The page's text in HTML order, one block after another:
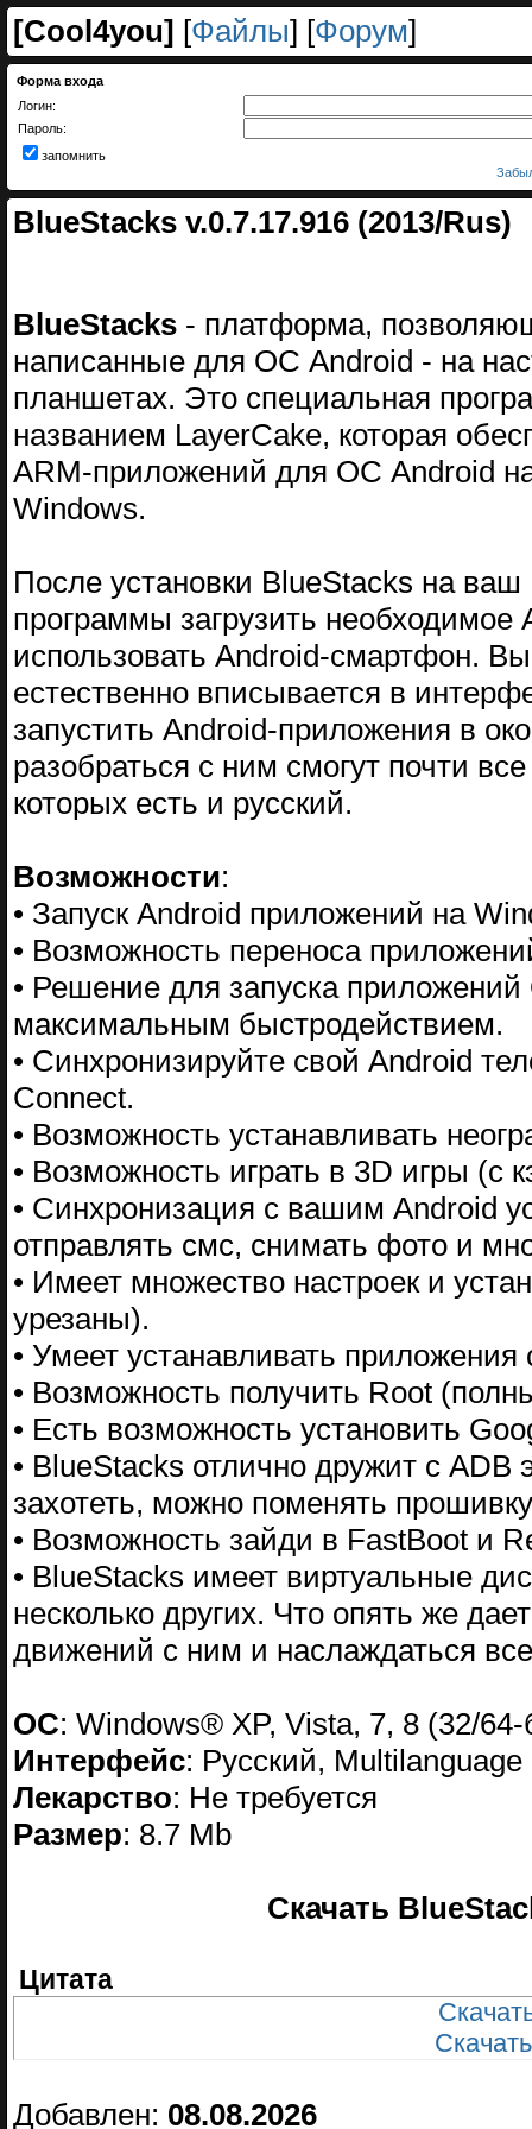
[Cool4you] [Файлы] [Форум]
Форма входа
Логин:
Пароль:
запомнить
BlueStacks v.0.7.17.916 (2013/Rus)
BlueStacks - платформа,
написанные для ОС Android - на
планшетах. Это специальная
названием LayerCake, которая
ARM-приложений для ОС Android
Windows.
После установки BlueStacks на
программы загрузить
использовать Android-смартфон.
естественно вписывается в
запустить Android-приложения в
разобраться с ним смогут почти
которых есть и русский.
Возможности:
• Запуск Android приложений на
• Возможность переноса
• Решение для запуска
максимальным быстродействием.
• Синхронизируйте свой Android
Connect.
• Возможность устанавливать
• Возможность играть в 3D игры (с
• Синхронизация с вашим Android
отправлять смс, снимать фото и
• Имеет множество настроек и
урезаны).
• Умеет устанавливать
• Возможность получить Root
• Есть возможность установить
• BlueStacks отлично дружит с
захотеть, можно поменять
• Возможность зайди в FastBoot и
• BlueStacks имеет виртуальные
несколько других. Что опять же
движений с ним и наслаждаться
ОС: Windows® XP, Vista, 7, 8 (32/64-
Интерфейс: Русский, Multilanguage
Лекарство: Не требуется
Размер: 8.7 Mb
Скачать
Цитата
Добавлен: 08.08.2026